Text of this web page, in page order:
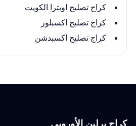
كراج تصليح اوبترا الكويت
كراج تصليح اكسبلور
كراج تصليح اكسبدشن
كراج برلين الأوروبي